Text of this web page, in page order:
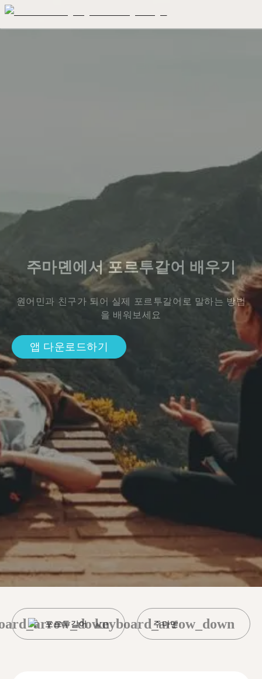
주마뎬에서 포르투갈어 배우기
원어민과 친구가 되어 실제 포르투갈어로 말하는 방법
을 배워보세요
앱 다운로드하기
포르투갈어 주마뎬
keyboard_arrow_down